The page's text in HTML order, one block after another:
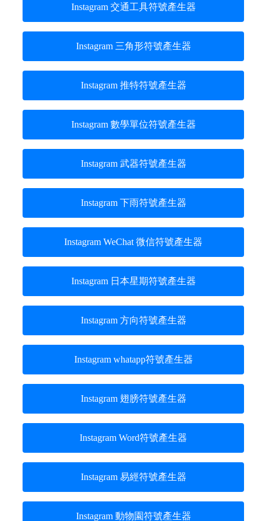
Instagram 交通工具符號產生器
Instagram 三角形符號產生器
Instagram 推特符號產生器
Instagram 數學單位符號產生器
Instagram 武器符號產生器
Instagram 下雨符號產生器
Instagram WeChat 微信符號產生器
Instagram 日本星期符號產生器
Instagram 方向符號產生器
Instagram whatapp符號產生器
Instagram 翅膀符號產生器
Instagram Word符號產生器
Instagram 易經符號產生器
Instagram 動物園符號產生器